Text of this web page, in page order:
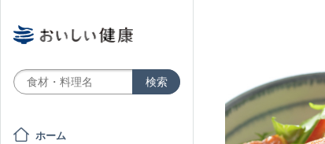
ホーム